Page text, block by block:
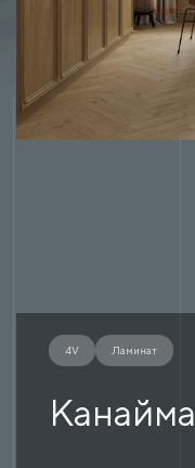
4V Ламинат
Канайма